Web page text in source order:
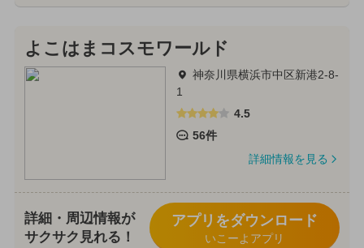
よこはまコスモワールド
神奈川県横浜市中区新港2-8-
1
4.5
56件
詳細情報を見る
詳細・周辺情報が
サクサク見れる！
アプリをダウンロード
いこーよアプリ